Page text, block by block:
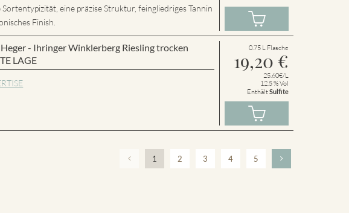
Sortentypizität, eine präzise Struktur, feingliedriges Tannin
Finish.
- Ihringer Winklerberg Riesling trocken
LAGE
0.75 L Flasche
19,20 €
25.60€/L
12.5 % Vol
EnthältSulfite
1 2 3 4 5